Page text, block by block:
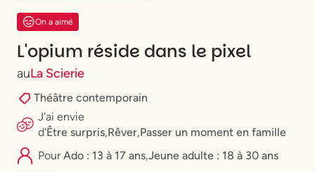
On a aimé
L'opium réside dans le pixel
auLa Scierie
Théâtre contemporain
J'ai envie
d'Être surpris,Rêver,Passer un moment en famille
PourAdo : 13 à 17 ans,⁠Jeune adulte : 18 à 30 ans